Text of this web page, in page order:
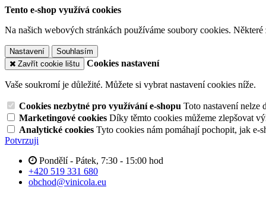
Tento e-shop využívá cookies
Na našich webových stránkách používáme soubory cookies.
Nastavení
Souhlasím
Zavřít cookie lištu
Cookies nastavení
Vaše soukromí je důležité. Můžete si vybrat nastavení cookies níže.
Cookies nezbytné pro využívání e-shopu Toto nastavení nelze
Marketingové cookies Díky těmto cookies můžeme zlepšovat
Analytické cookies Tyto cookies nám pomáhají pochopit, jak e-
Potvrzuji
Pondělí - Pátek, 7:30 - 15:00 hod
+420 519 331 680
obchod@vinicola.eu